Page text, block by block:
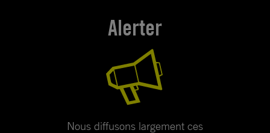
Alerter
Nous diffusons largement ces